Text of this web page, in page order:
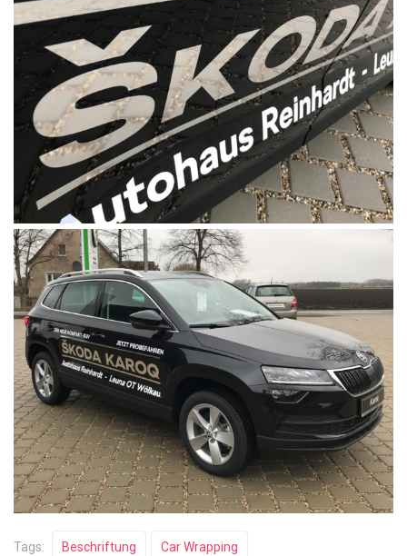
Tags: Beschriftung Car Wrapping